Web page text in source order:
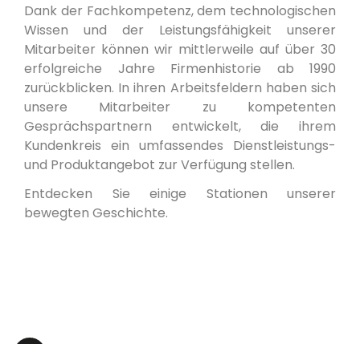
Dank der Fachkompetenz, dem technologischen
Wissen und der Leistungsfähigkeit unserer
Mitarbeiter können wir mittlerweile auf über 30
erfolgreiche Jahre Firmenhistorie ab 1990
zurückblicken. In ihren Arbeitsfeldern haben sich
unsere Mitarbeiter zu kompetenten
Gesprächspartnern entwickelt, die ihrem
Kundenkreis ein umfassendes Dienstleistungs-
und Produktangebot zur Verfügung stellen.
Entdecken Sie einige Stationen unserer
bewegten Geschichte.